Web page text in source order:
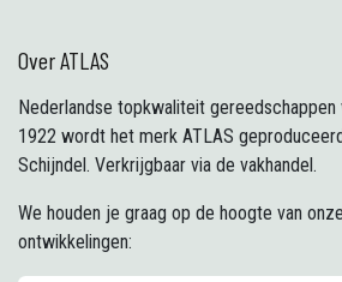
Over ATLAS
Nederlandse topkwaliteit gereedschappen
1922 wordt het merk ATLAS
Schijndel. Verkrijgbaar via de vakhandel.
We houden je graag op de hoogte van
ontwikkelingen: